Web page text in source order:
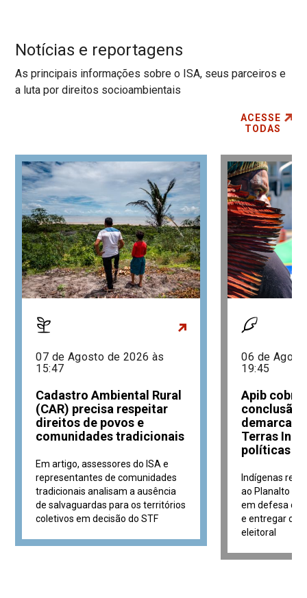
Notícias e reportagens
As principais informações sobre o ISA, seus parceiros e
a luta por direitos socioambientais
ACESSE
TODAS
07 de Agosto de 2026 às
15:47
Cadastro Ambiental Rural
(CAR) precisa respeitar
direitos de povos e
comunidades tradicionais
Em artigo, assessores do ISA e
representantes de comunidades
tradicionais analisam a ausência
de salvaguardas para os territórios
coletivos em decisão do STF
06 de
19:45
Apib cobra
conclusão
Terras
políticas
Indígenas
ao Planalto
em defesa de
e entregar
eleitoral